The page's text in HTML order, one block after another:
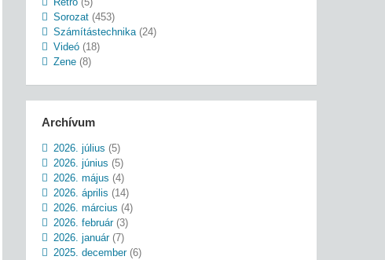
Sorozat(453)
Számítástechnika(24)
Videó(18)
Zene(8)
Archívum
2026. július (5)
2026. június (5)
2026. május (4)
2026. április (14)
2026. március (4)
2026. február(3)
2026. január(7)
2025. december(6)